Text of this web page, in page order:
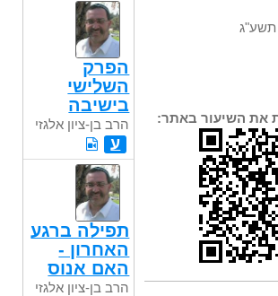
תשע"ג
את השיעור באתר:
הפרק
השלישי
בישיבה
הרב בן-ציון אלגזי
ע
תפילה ברגע
האחרון -
האם אנוס
הרב בן-ציון אלגזי